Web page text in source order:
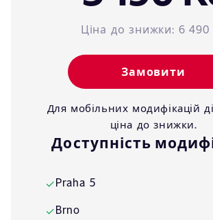
Ціна до знижки: 6 490
Замовити
Для мобільних модифікацій
ціна до знижки.
Доступність
✓Praha 5
✓Brno